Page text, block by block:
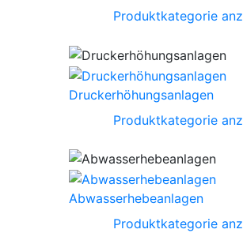
Produktkategorie
Druckerhöhungsanlagen
Produktkategorie
Abwasserhebeanlagen
Produktkategorie